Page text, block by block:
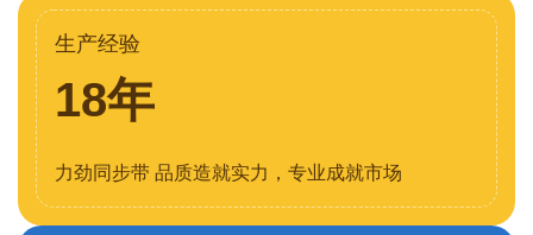
生产经验
18年
力劲同步带 品质造就实力，专业成就市场